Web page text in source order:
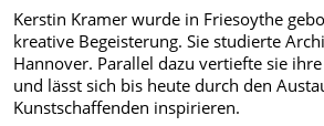
Kerstin Kramer wurde in Friesoythe
kreative Begeisterung. Sie studierte
Hannover. Parallel dazu vertiefte sie
und lässt sich bis heute durch den
Kunstschaffenden inspirieren.